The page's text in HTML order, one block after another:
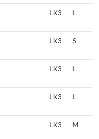
LK3 L
LK3 S
LK3 L
LK3 L
LK3 M